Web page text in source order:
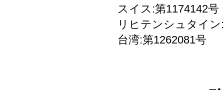
スイス:第1174142号
リヒテンシュタイン
台湾:第1262081号